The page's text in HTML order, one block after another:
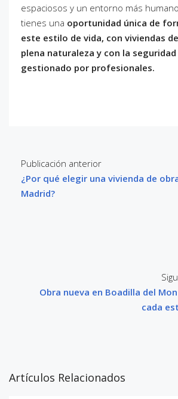
espaciosos y un entorno más
tienes una oportunidad única de
este estilo de vida, con viviendas
plena naturaleza y con la
gestionado por profesionales.
Publicación anterior
¿Por qué elegir una vivienda de
Madrid?
Obra nueva en Boadilla del
cada
Artículos Relacionados